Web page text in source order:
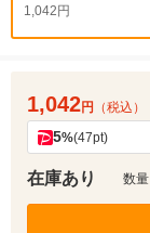
1,042円
1,042円 （税込）
5%(47pt)
在庫あり 数量